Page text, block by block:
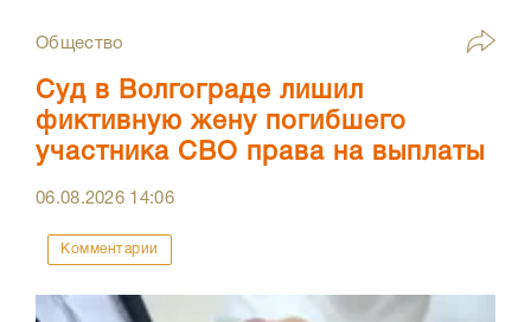
Общество
Суд в Волгограде лишил
фиктивную жену погибшего
участника СВО права на выплаты
06.08.2026 14:06
Комментарии